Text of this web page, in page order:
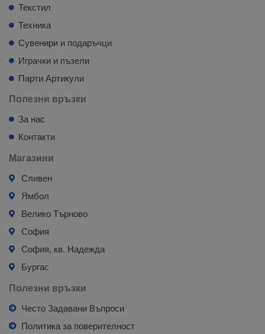
Текстил
Техника
Сувенири и подаръчци
Играчки и пъзели
Парти Артикули
Полезни връзки
За нас
Контакти
Магазини
Сливен
Ямбол
Велико Търново
София
София, кв. Надежда
Бургас
Полезни връзки
Често Задавани Въпроси
Политика за поверителност